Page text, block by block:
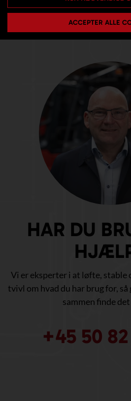
HAR DU
Vi er eksperter i at løfte, stable
tvivl om hvad du har brug for, så
sammen finde
+45 50
ACCEPTER ALLE